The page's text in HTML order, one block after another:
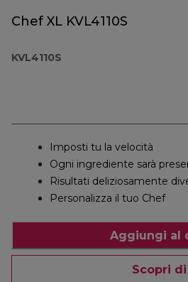
Chef XL KVL4110S
KVL4110S
Imposti tu la velocità
Ogni ingrediente sarà
Risultati deliziosamente
Personalizza il tuo Chef
Aggiungi al
Scopri